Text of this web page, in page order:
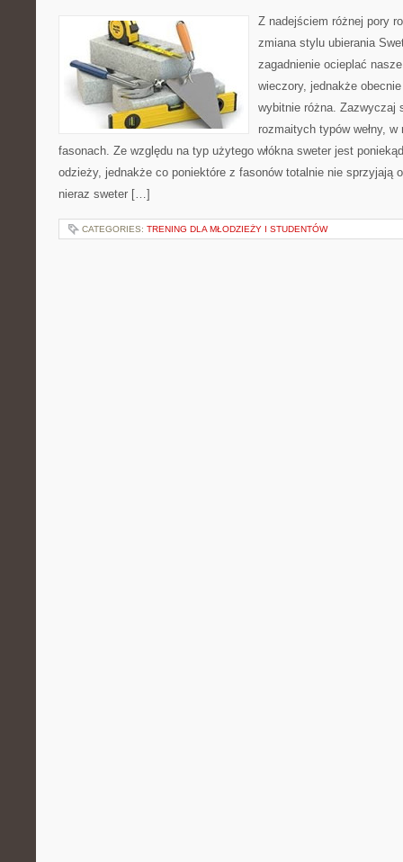
Z nadejściem różnej pory
zmiana stylu ubierania
zagadnienie ocieplać
wieczory, jednakże
wybitnie różna. Zazwyczaj
rozmaitych typów wełny,
fasonach. Ze względu na typ użytego włókna sweter jest
odzieży, jednakże co poniektóre z fasonów totalnie nie sprzyjają
nieraz sweter […]
CATEGORIES: TRENING DLA MŁODZIEŻY I STUDENTÓW